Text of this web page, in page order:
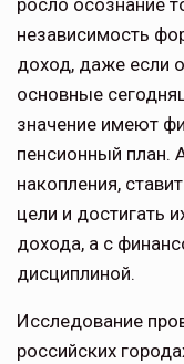
росло осознание
независимость
доход, даже если
основные
значение имеют
пенсионный план.
накопления,
цели и достигать
дохода, а с
дисциплиной.
Исследование
российских